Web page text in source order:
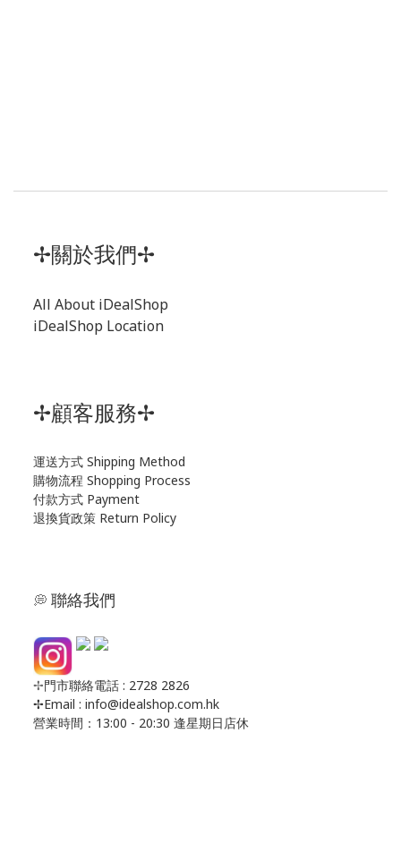
✢關於我們✢
All About iDealShop
iDealShop Location
✢顧客服務✢
運送方式 Shipping Method
購物流程 Shopping Process
付款方式 Payment
退換貨政策 Return Policy
💭 聯絡我們
✢門市聯絡電話 : 2728 2826
✢Email : info@idealshop.com.hk
營業時間：13:00 - 20:30 逢星期日店休